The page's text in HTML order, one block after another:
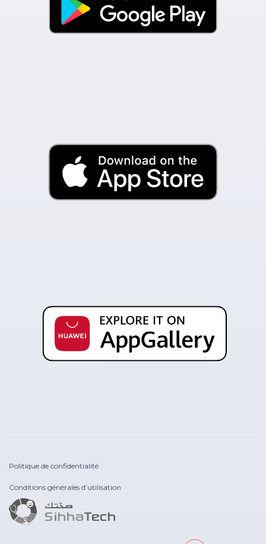
Politique de confidentialité
Conditions générales d’utilisation